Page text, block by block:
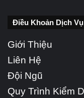
Điều Khoản Dịch Vụ
Giới Thiệu
Liên Hệ
Đội Ngũ
Quy Trình Kiểm